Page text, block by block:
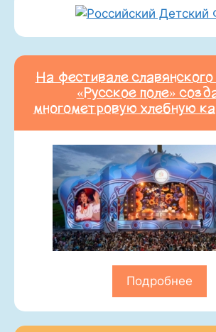
На фестивале славянского
«Русское поле»
многометровую хлебную
Подробнее